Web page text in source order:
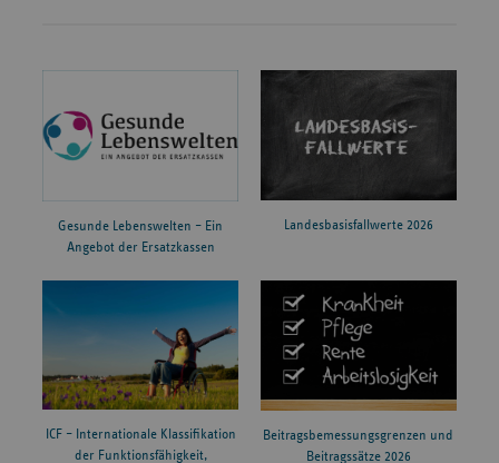
Gesunde Lebenswelten – Ein
Angebot der Ersatzkassen
Landesbasisfallwerte 2026
ICF – Internationale Klassifikation
der Funktionsfähigkeit,
Beitragsbemessungsgrenzen und
Beitragssätze 2026